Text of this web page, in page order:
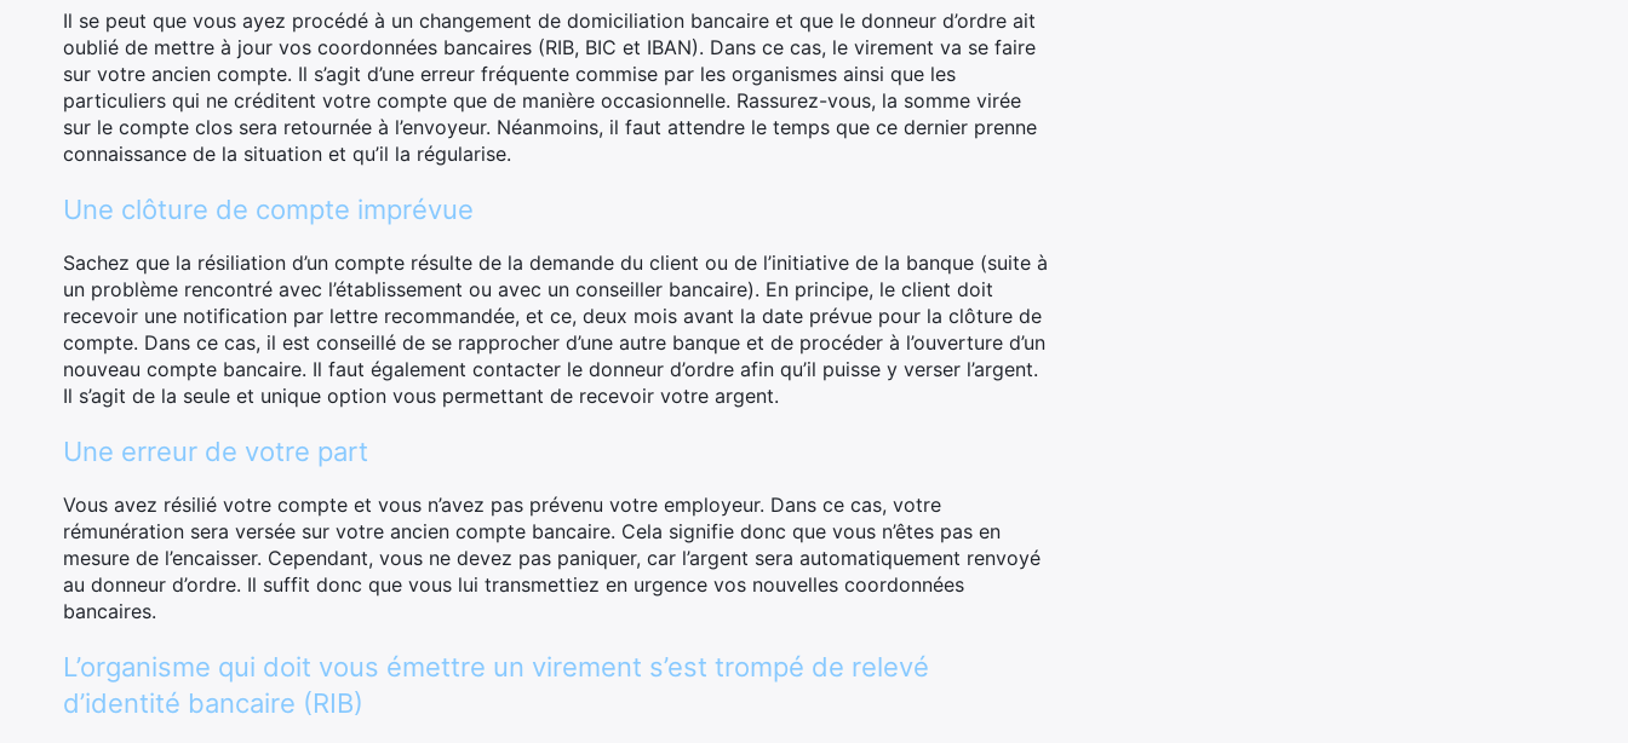
Il se peut que vous ayez procédé à un changement de domiciliation bancaire et que le donneur d’ordre ait
oublié de mettre à jour vos coordonnées bancaires (RIB, BIC et IBAN). Dans ce cas, le virement va se faire
sur votre ancien compte. Il s’agit d’une erreur fréquente commise par les organismes ainsi que les
particuliers qui ne créditent votre compte que de manière occasionnelle. Rassurez-vous, la somme virée
sur le compte clos sera retournée à l’envoyeur. Néanmoins, il faut attendre le temps que ce dernier prenne
connaissance de la situation et qu’il la régularise.
Une clôture de compte imprévue
Sachez que la résiliation d’un compte résulte de la demande du client ou de l’initiative de la banque (suite à
un problème rencontré avec l’établissement ou avec un conseiller bancaire). En principe, le client doit
recevoir une notification par lettre recommandée, et ce, deux mois avant la date prévue pour la clôture de
compte. Dans ce cas, il est conseillé de se rapprocher d’une autre banque et de procéder à l’ouverture d’un
nouveau compte bancaire. Il faut également contacter le donneur d’ordre afin qu’il puisse y verser l’argent.
Il s’agit de la seule et unique option vous permettant de recevoir votre argent.
Une erreur de votre part
Vous avez résilié votre compte et vous n’avez pas prévenu votre employeur. Dans ce cas, votre
rémunération sera versée sur votre ancien compte bancaire. Cela signifie donc que vous n’êtes pas en
mesure de l’encaisser. Cependant, vous ne devez pas paniquer, car l’argent sera automatiquement renvoyé
au donneur d’ordre. Il suffit donc que vous lui transmettiez en urgence vos nouvelles coordonnées
bancaires.
L’organisme qui doit vous émettre un virement s’est trompé de relevé
d’identité bancaire (RIB)